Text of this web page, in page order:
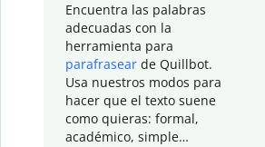
Encuentra las palabras
adecuadas con la
herramienta para
parafrasear de Quillbot.
Usa nuestros modos para
hacer que el texto suene
como quieras: formal,
académico, simple…